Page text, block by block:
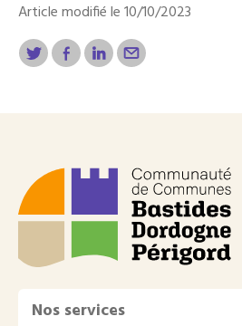
Article modifié le 10/10/2023
Nos services